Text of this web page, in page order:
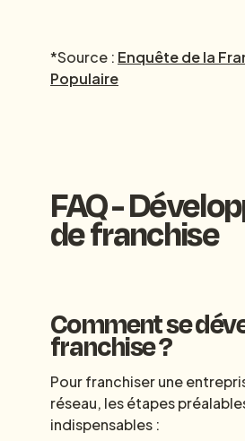
*Source : Enquête de la
Populaire
FAQ -
de franchise
Comment se
franchise ?
Pour franchiser une
réseau, les étapes
indispensables :